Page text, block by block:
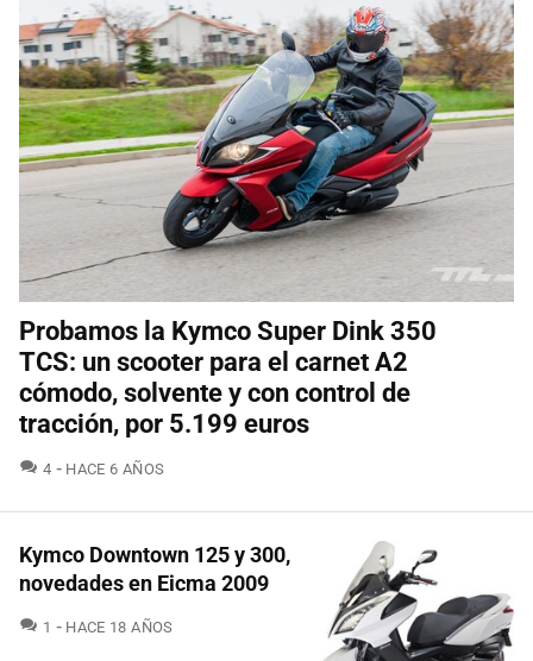
Probamos la Kymco Super Dink 350
TCS: un scooter para el carnet A2
cómodo, solvente y con control de
tracción, por 5.199 euros
4 COMENTARIOS
HACE 6 AÑOS
Kymco Downtown 125 y 300,
novedades en Eicma 2009
1 COMENTARIOS
HACE 18 AÑOS